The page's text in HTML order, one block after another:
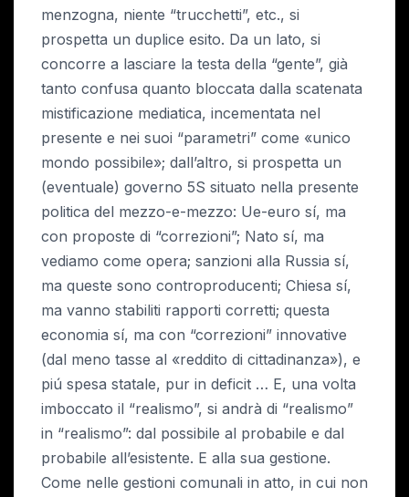
menzogna, niente “trucchetti”, etc., si
prospetta un duplice esito. Da un lato, si
concorre a lasciare la testa della “gente”, già
tanto confusa quanto bloccata dalla scatenata
mistificazione mediatica, incementata nel
presente e nei suoi “parametri” come «unico
mondo possibile»; dall’altro, si prospetta un
(eventuale) governo 5S situato nella presente
politica del mezzo-e-mezzo: Ue-euro sí, ma
con proposte di “correzioni”; Nato sí, ma
vediamo come opera; sanzioni alla Russia sí,
ma queste sono controproducenti; Chiesa sí,
ma vanno stabiliti rapporti corretti; questa
economia sí, ma con “correzioni” innovative
(dal meno tasse al «reddito di cittadinanza»), e
piú spesa statale, pur in deficit … E, una volta
imboccato il “realismo”, si andrà di “realismo”
in “realismo”: dal possibile al probabile e dal
probabile all’esistente. E alla sua gestione.
Come nelle gestioni comunali in atto, in cui non